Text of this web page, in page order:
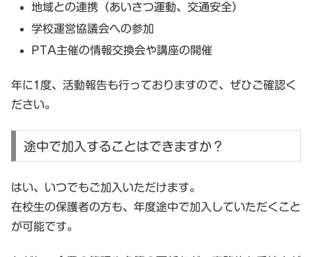
地域との連携（あいさつ運動、交通安全）
学校運営協議会への参加
PTA主催の情報交換会や講座の開催
年に1度、活動報告も行っておりますので、ぜひご確認く
ださい。
途中で加入することはできますか？
はい、いつでもご加入いただけます。
在校生の保護者の方も、年度途中で加入していただくこと
が可能です。